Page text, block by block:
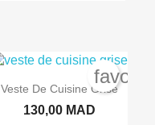
Veste De Cuisine Grise
130,00 MAD